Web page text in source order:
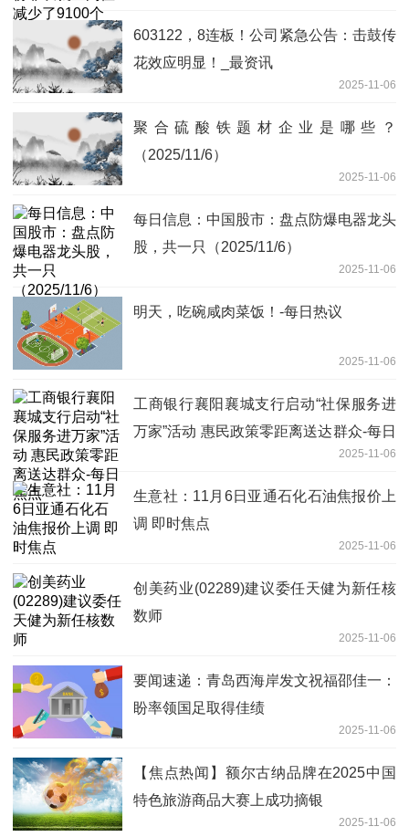
603122，8连板！公司紧急公告：击鼓传
花效应明显！_最资讯
2025-11-06
聚合硫酸铁题材企业是哪些？
（2025/11/6）
2025-11-06
每日信息：中国股市：盘点防爆电器龙头
股，共一只（2025/11/6）
2025-11-06
明天，吃碗咸肉菜饭！-每日热议
2025-11-06
工商银行襄阳襄城支行启动“社保服务进
万家”活动 惠民政策零距离送达群众-每日
2025-11-06
生意社：11月6日亚通石化石油焦报价上
调 即时焦点
2025-11-06
创美药业(02289)建议委任天健为新任核
数师
2025-11-06
要闻速递：青岛西海岸发文祝福邵佳一：
盼率领国足取得佳绩
2025-11-06
【焦点热闻】额尔古纳品牌在2025中国
特色旅游商品大赛上成功摘银
2025-11-06